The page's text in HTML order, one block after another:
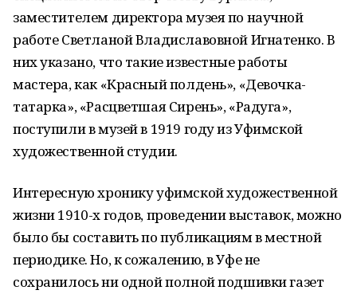
заместителем директора музея по научной
работе Светланой Владиславовной Игнатенко. В
них указано, что такие известные работы
мастера, как «Красный полдень», «Девочка-
татарка», «Расцветшая Сирень», «Радуга»,
поступили в музей в 1919 году из Уфимской
художественной студии.
Интересную хронику уфимской художественной
жизни 1910-х годов, проведении выставок, можно
было бы составить по публикациям в местной
периодике. Но, к сожалению, в Уфе не
сохранилось ни одной полной подшивки газет